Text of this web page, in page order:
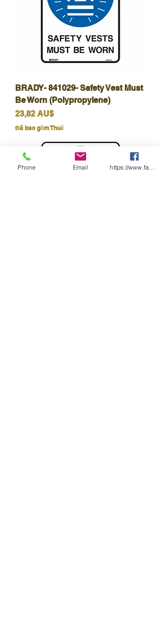
BRADY- 841029- Safety Vest Must
Be Worn (Polypropylene)
Giá
23,82 AU$
Đã bao gồm Thuế
Phone Email